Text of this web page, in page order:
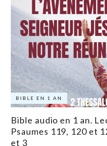
BIBLE EN 1 AN
Bible audio en 1 an.
Psaumes 119, 120 et
et 3